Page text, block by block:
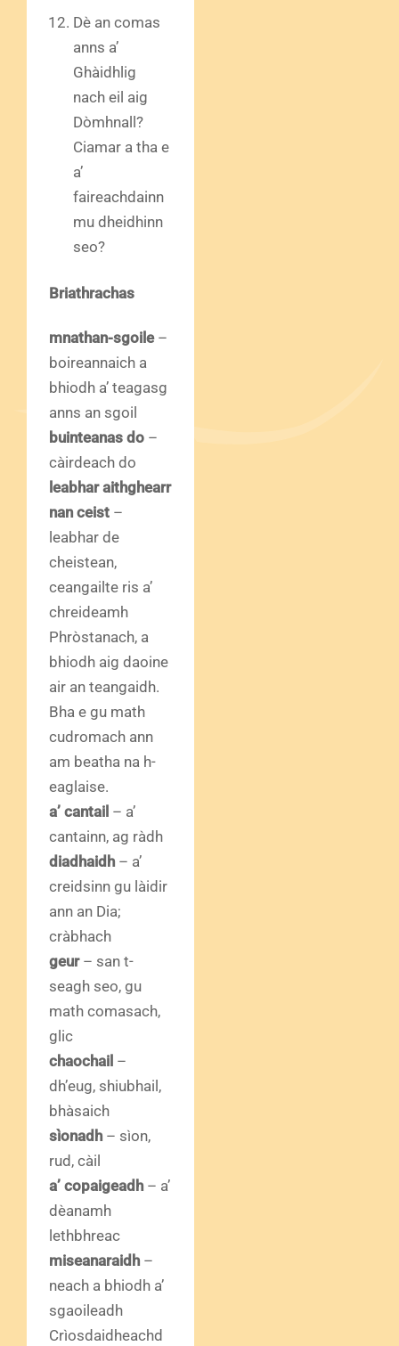
Dè an comas
anns a’
Ghàidhlig
nach eil aig
Dòmhnall?
Ciamar a tha e
a’
faireachdainn
mu dheidhinn
seo?
Briathrachas
mnathan-sgoile–
boireannaich a
bhiodh a’ teagasg
anns an sgoil
buinteanas do –
càirdeach do
leabhar aithghearr
nan ceist –
leabhar de
cheistean,
ceangailte ris a’
chreideamh
Phròstanach, a
bhiodh aig daoine
air an teangaidh.
Bha e gu math
cudromach ann
am beatha na h-
eaglaise.
a’ cantail – a’
cantainn, ag ràdh
diadhaidh – a’
creidsinn gu làidir
ann an Dia;
cràbhach
geur– san t-
seagh seo, gu
math comasach,
glic
chaochail –
dh’eug, shiubhail,
bhàsaich
sìonadh – sìon,
rud, càil
a’ copaigeadh – a’
dèanamh
lethbhreac
miseanaraidh –
neach a bhiodh a’
sgaoileadh
Crìosdaidheachd